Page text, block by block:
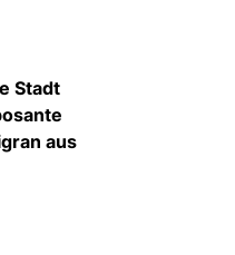
Stadt
aus